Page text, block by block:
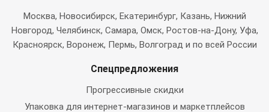
Москва, Новосибирск, Екатеринбург, Казань, Нижний
Новгород, Челябинск, Самара, Омск, Ростов-на-Дону, Уфа,
Красноярск, Воронеж, Пермь, Волгоград и по всей России
Спецпредложения
Прогрессивные скидки
Упаковка для интернет-магазинов и маркетплейсов